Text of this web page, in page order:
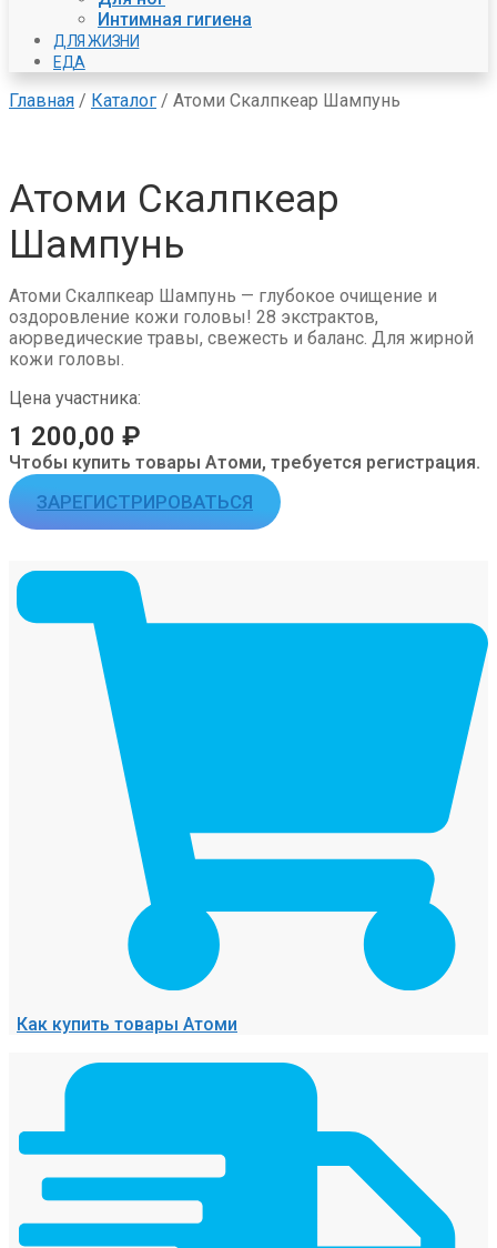
Интимная гигиена
ДЛЯ ЖИЗНИ
ЕДА
Главная / Каталог / Атоми Скалпкеар Шампунь
Атоми Скалпкеар
Шампунь
Атоми Скалпкеар Шампунь — глубокое очищение и
оздоровление кожи головы! 28 экстрактов,
аюрведические травы, свежесть и баланс. Для жирной
кожи головы.
Цена участника:
1 200,00 ₽
Чтобы купить товары Атоми, требуется регистрация.
ЗАРЕГИСТРИРОВАТЬСЯ
Как купить товары Атоми